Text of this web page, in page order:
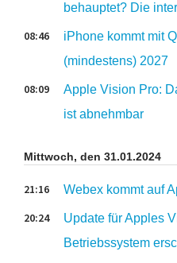
behauptet? Die
iPhone kommt mit
(mindestens) 2027
08:46
Apple Vision Pro:
ist abnehmbar
08:09
Mittwoch, den 31.01.2024
Webex kommt auf
21:16
Update für Apples
Betriebssystem
20:24